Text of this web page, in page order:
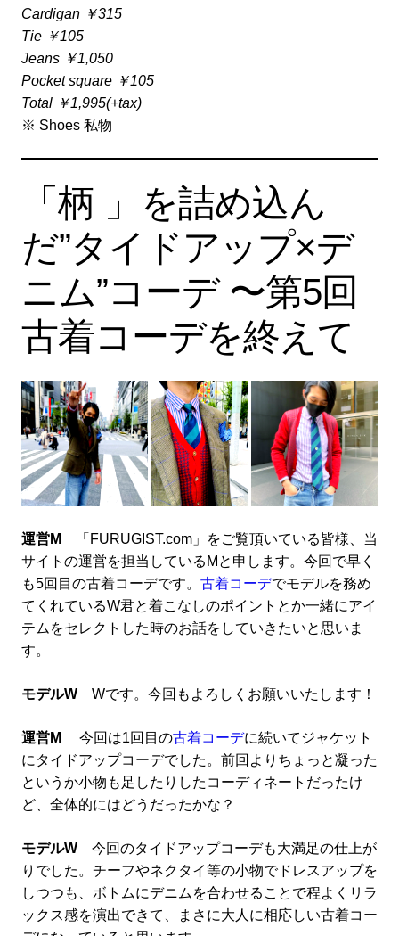
Cardigan ￥315
Tie ￥105
Jeans ￥1,050
Pocket square ￥105
Total ￥1,995(+tax)
※ Shoes 私物
「柄 」を詰め込ん
だ”タイドアップ×デ
ニム”コーデ 〜第5回
古着コーデを終えて
運営M
「FURUGIST.com」をご覧頂いている皆様、当
サイトの運営を担当しているMと申します。今回で早く
も5回目の古着コーデです。 古着コーデでモデルを務め
てくれているW君と着こなしのポイントとか一緒にアイ
テムをセレクトした時のお話をしていきたいと思いま
す。
モデルW Wです。今回もよろしくお願いいたします！
運営M 今回は1回目の古着コーデに続いてジャケット
にタイドアップコーデでした。前回よりちょっと凝った
というか小物も足したりしたコーディネートだったけ
ど、全体的にはどうだったかな？
モデルW 今回のタイドアップコーデも大満足の仕上が
りでした。チーフやネクタイ等の小物でドレスアップを
しつつも、ボトムにデニムを合わせることで程よくリラ
ックス感を演出できて、まさに大人に相応しい古着コー